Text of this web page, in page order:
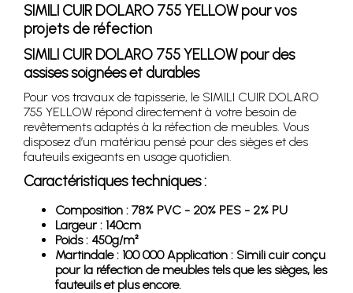
SIMILI CUIR DOLARO 755 YELLOW pour vos
projets de réfection
SIMILI CUIR DOLARO 755 YELLOW pour des
assises soignées et durables
Pour vos travaux de tapisserie, le SIMILI CUIR DOLARO
755 YELLOW répond directement à votre besoin de
revêtements adaptés à la réfection de meubles. Vous
disposez d’un matériau pensé pour des sièges et des
fauteuils exigeants en usage quotidien.
Caractéristiques techniques :
Composition : 78% PVC - 20% PES - 2% PU
Largeur : 140cm
Poids : 450g/m²
Martindale : 100 000 Application : Simili cuir conçu
pour la réfection de meubles tels que les sièges, les
fauteuils et plus encore.